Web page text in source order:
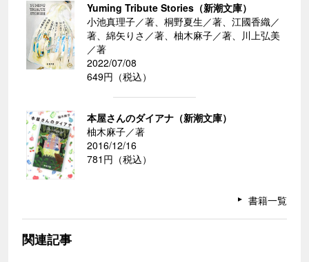
Yuming Tribute Stories（新潮文庫）
小池真理子／著、桐野夏生／著、江國香織／
著、綿矢りさ／著、柚木麻子／著、川上弘美
／著
2022/07/08
649円（税込）
本屋さんのダイアナ（新潮文庫）
柚木麻子／著
2016/12/16
781円（税込）
書籍一覧
関連記事